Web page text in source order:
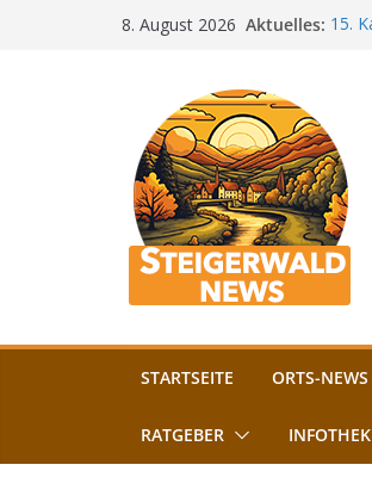
8. August 2026 Aktuelles: 15.
STARTSEITE ORTS-NEWS
RATGEBER INFOTHEK